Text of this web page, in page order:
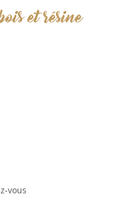
et résine
vous